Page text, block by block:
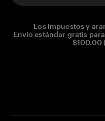
Los impuestos y
Envío estándar gratis
$100.00